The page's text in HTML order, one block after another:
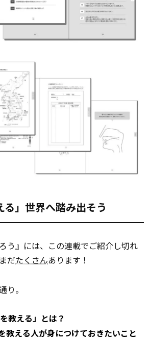
る」世界へ踏み出そう
う』には、この連載でご紹介し切れ
だたくさんあります！
り。
教える」とは？
える人が身につけておきたいこと